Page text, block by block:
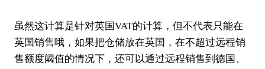
虽然这计算是针对英国VAT的计算，但不代表只能在
英国销售哦，如果把仓储放在英国，在不超过远程销
售额度阈值的情况下，还可以通过远程销售到德国、